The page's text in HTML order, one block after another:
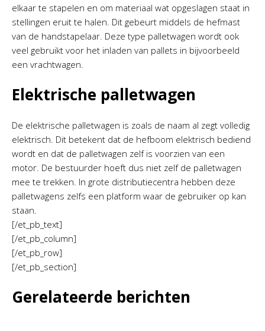
elkaar te stapelen en om materiaal wat opgeslagen staat in
stellingen eruit te halen. Dit gebeurt middels de hefmast
van de handstapelaar. Deze type palletwagen wordt ook
veel gebruikt voor het inladen van pallets in bijvoorbeeld
een vrachtwagen.
Elektrische palletwagen
De elektrische palletwagen is zoals de naam al zegt volledig
elektrisch. Dit betekent dat de hefboom elektrisch bediend
wordt en dat de palletwagen zelf is voorzien van een
motor. De bestuurder hoeft dus niet zelf de palletwagen
mee te trekken. In grote distributiecentra hebben deze
palletwagens zelfs een platform waar de gebruiker op kan
staan.
[/et_pb_text]
[/et_pb_column]
[/et_pb_row]
[/et_pb_section]
Gerelateerde berichten